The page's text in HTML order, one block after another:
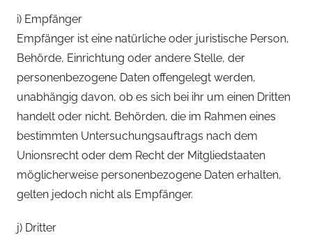
i) Empfänger
Empfänger ist eine natürliche oder juristische Person,
Behörde, Einrichtung oder andere Stelle, der
personenbezogene Daten offengelegt werden,
unabhängig davon, ob es sich bei ihr um einen Dritten
handelt oder nicht. Behörden, die im Rahmen eines
bestimmten Untersuchungsauftrags nach dem
Unionsrecht oder dem Recht der Mitgliedstaaten
möglicherweise personenbezogene Daten erhalten,
gelten jedoch nicht als Empfänger.
j) Dritter